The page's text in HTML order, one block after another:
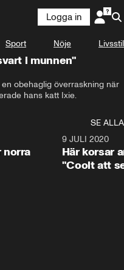
Logga in
Sport Nöje Livsstil
i munnen"
obehaglig överraskning när
hans katt Ixie.
SE ALLA
norra
9 JULI 2020
Här korsar
"Coolt att